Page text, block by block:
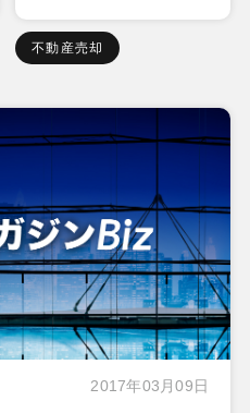
不動産売却
2017年03月09日